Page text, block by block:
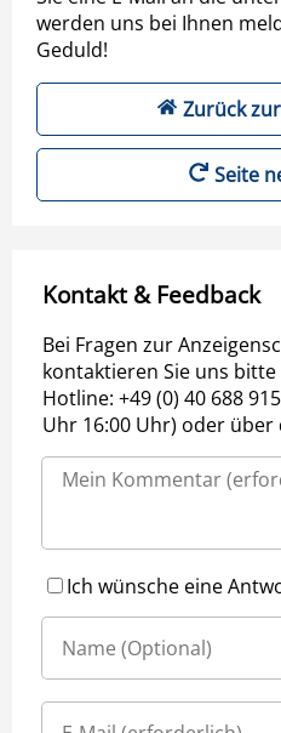
werden uns bei Ihnen
Geduld!
Zurück
Seite
Kontakt & Feedback
Bei Fragen zur
kontaktieren Sie uns
Hotline: +49 (0) 40 688
Uhr 16:00 Uhr) oder
Ich wünsche eine